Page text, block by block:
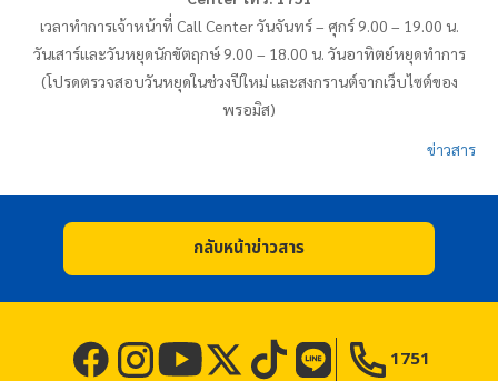
เวลาทำการเจ้าหน้าที่ Call Centerวันจันทร์– ศุกร์ 9.00 – 19.00 น.
วันเสาร์และวันหยุดนักขัตฤกษ์ 9.00 – 18.00 น. วันอาทิตย์หยุดทำการ
(โปรดตรวจสอบวันหยุดในช่วงปีใหม่ และสงกรานต์จากเว็บไซต์ของ
พรอมิส)
ข่าวสาร
กลับหน้าข่าวสาร
1751